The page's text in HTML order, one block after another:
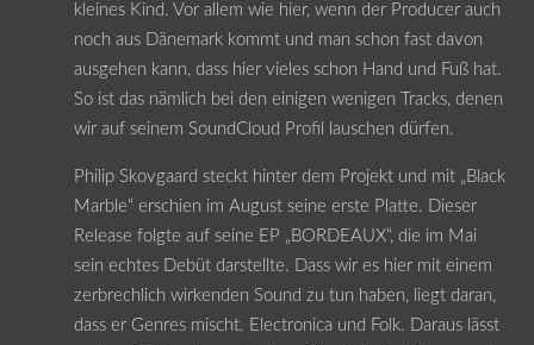
kleines Kind. Vor allem wie hier, wenn der Producer auch
noch aus Dänemark kommt und man schon fast davon
ausgehen kann, dass hier vieles schon Hand und Fuß hat.
So ist das nämlich bei den einigen wenigen Tracks, denen
wir auf seinem SoundCloud Profil lauschen dürfen.
Philip Skovgaard steckt hinter dem Projekt und mit „Black
Marble“ erschien im August seine erste Platte. Dieser
Release folgte auf seine EP „BORDEAUX“, die im Mai
sein echtes Debüt darstellte. Dass wir es hier mit einem
zerbrechlich wirkenden Sound zu tun haben, liegt daran,
dass er Genres mischt. Electronica und Folk. Daraus lässt